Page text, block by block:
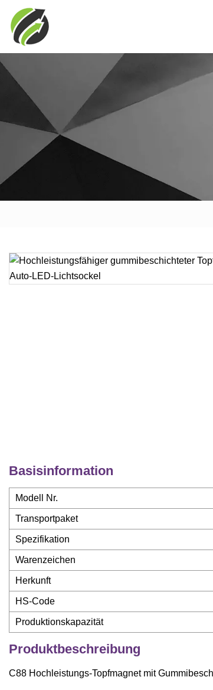
Basisinformation
Modell Nr.
Transportpaket
Spezifikation
Warenzeichen
Herkunft
HS-Code
Produktionskapazität
Produktbeschreibung
C88 Hochleistungs-Topfmagnet mit